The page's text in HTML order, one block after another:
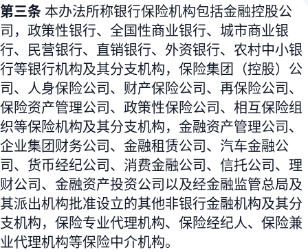
第三条 本办法所称银行保险机构包括金融控股公
司，政策性银行、全国性商业银行、城市商业银
行、民营银行、直销银行、外资银行、农村中小银
行等银行机构及其分支机构，保险集团（控股）公
司、人身保险公司、财产保险公司、再保险公司、
保险资产管理公司、政策性保险公司、相互保险组
织等保险机构及其分支机构，金融资产管理公司、
企业集团财务公司、金融租赁公司、汽车金融公
司、货币经纪公司、消费金融公司、信托公司、理
财公司、金融资产投资公司以及经金融监管总局及
其派出机构批准设立的其他非银行金融机构及其分
支机构，保险专业代理机构、保险经纪人、保险兼
业代理机构等保险中介机构。